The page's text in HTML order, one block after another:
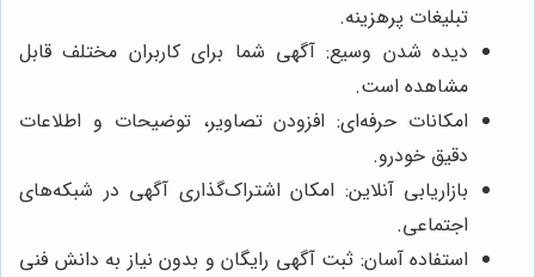
تبلیغات پرهزینه.
دیده شدن وسیع: آگهی شما برای کاربران مختلف قابل
مشاهده است.
امکانات حرفه‌ای: افزودن تصاویر، توضیحات و اطلاعات
دقیق خودرو.
بازاریابی آنلاین: امکان اشتراک‌گذاری آگهی در شبکه‌های
اجتماعی.
استفاده آسان: ثبت آگهی رایگان و بدون نیاز به دانش فنی